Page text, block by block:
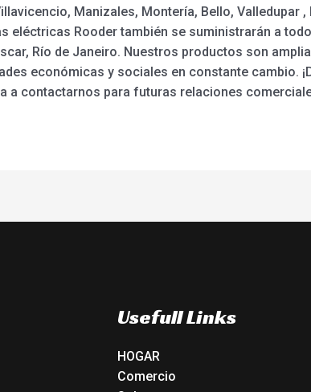
Manizales, Montería, Bello, Valledupar
eléctricas Rooder también se suministrarán a
Río de Janeiro. Nuestros productos son
económicas y sociales en constante cambio.
a contactarnos para futuras relaciones
Usefull Links
HOGAR
Comercio